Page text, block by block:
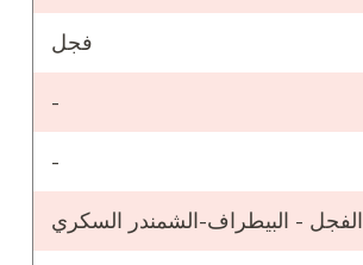
فجل
-
-
الفجل - البيطراف-الشمندر السكري